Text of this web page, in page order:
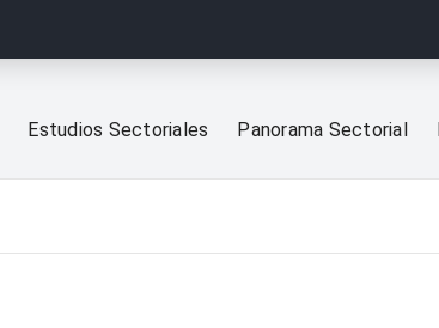
Estudios Sectoriales Panorama Sectorial